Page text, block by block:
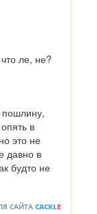
ле, не?
пошлину,
в
это не
давно в
будто не
САЙТА CACKLE